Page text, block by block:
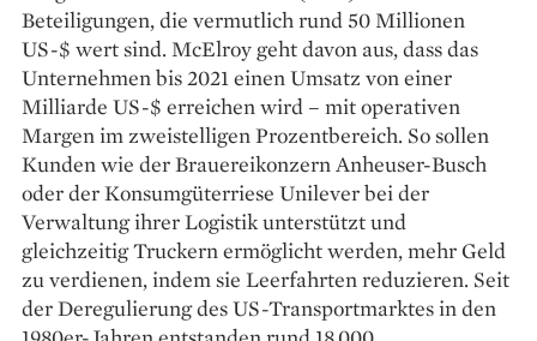
Beteiligungen, die vermutlich rund 50 Millionen
US-$ wert sind. McElroy geht davon aus, dass das
Unternehmen bis 2021 einen Umsatz von einer
Milliarde US-$ erreichen wird – mit operativen
Margen im zweistelligen Prozentbereich. So sollen
Kunden wie der Brauereikonzern Anheuser-Busch
oder der Konsumgüterriese Unilever bei der
Verwaltung ihrer Logistik unterstützt und
gleichzeitig Truckern ermöglicht werden, mehr Geld
zu verdienen, indem sie Leerfahrten reduzieren. Seit
der Deregulierung des US-Transportmarktes in den